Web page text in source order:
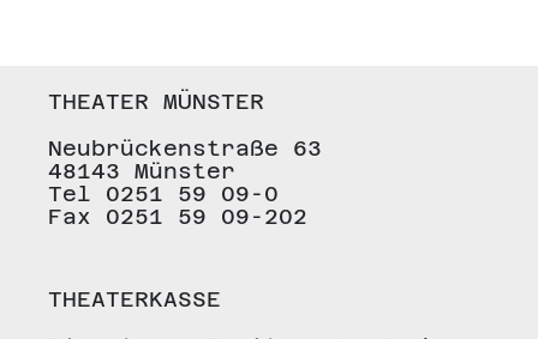
THEATER MÜNSTER
Neubrückenstraße 63
48143 Münster
Tel 0251 59 09-0
Fax 0251 59 09-202
THEATERKASSE